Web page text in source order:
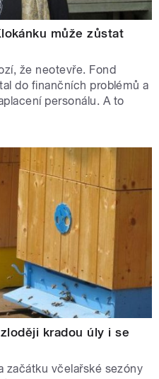
může zůstat
že neotevře. Fond
do finančních problémů a
personálu. A to
kradou úly i se
začátku včelařské sezóny